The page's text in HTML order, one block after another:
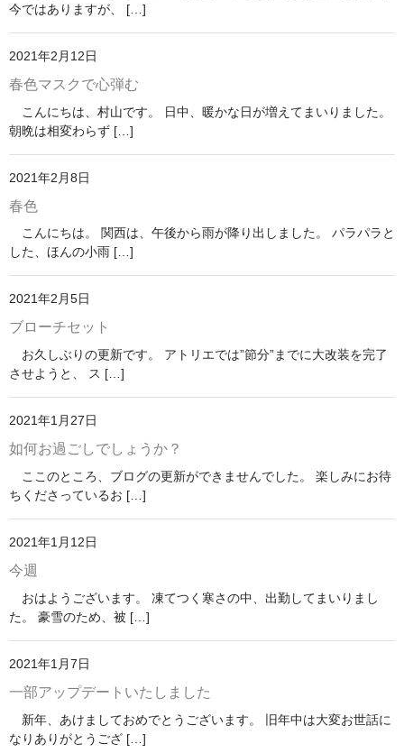
今ではありますが、 […]
2021年2月12日
春色マスクで心弾む
こんにちは、村山です。 日中、暖かな日が増えてまいりました。
朝晩は相変わらず […]
2021年2月8日
春色
こんにちは。 関西は、午後から雨が降り出しました。 パラパラと
した、ほんの小雨 […]
2021年2月5日
ブローチセット
お久しぶりの更新です。 アトリエでは”節分”までに大改装を完了
させようと、 ス […]
2021年1月27日
如何お過ごしでしょうか？
ここのところ、ブログの更新ができませんでした。 楽しみにお待
ちくださっているお […]
2021年1月12日
今週
おはようございます。 凍てつく寒さの中、出勤してまいりまし
た。 豪雪のため、被 […]
2021年1月7日
一部アップデートいたしました
新年、あけましておめでとうございます。 旧年中は大変お世話に
なりありがとうござ […]